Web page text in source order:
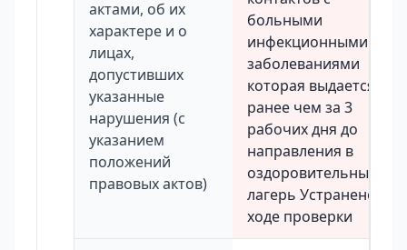
актами, об их
характере и о
лицах,
допустивших
указанные
нарушения (с
указанием
положений
правовых актов)
больными
инфекционными
заболеваниями
которая выдается не
ранее чем за 3
рабочих дня до
направления в
оздоровительный
лагерь Устранено в
ходе проверки